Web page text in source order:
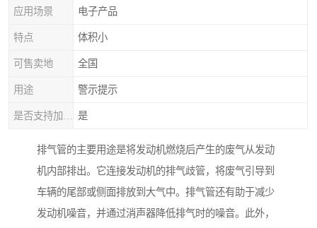
应用场景 电子产品
特点 体积小
可售卖地 全国
用途 警示提示
是
排气管的主要用途是将发动机燃烧后产生的废气从发动
机内部排出。它连接发动机的排气歧管，将废气引导到
车辆的尾部或侧面排放到大气中。排气管还有助于减少
发动机噪音，并通过消声器降低排气时的噪音。此外，